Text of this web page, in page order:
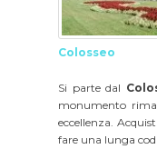
Colosseo
Si parte dal
monumento
eccellenza.
fare una lunga